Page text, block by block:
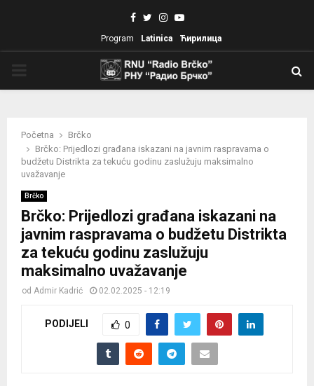
Facebook
TwitterInstagram
Youtube
Program Latinica Ћирилица
Početna
Brčko
Brčko: Prijedlozi građana iskazani na javnim raspravama o
budžetu Distrikta za tekuću godinu zaslužuju maksimalno
uvažavanje
Brčko
Brčko: Prijedlozi građana iskazani na
javnim raspravama o budžetu Distrikta
za tekuću godinu zaslužuju
maksimalno uvažavanje
od Admir Kadrić 02.02.2025 - 12:19
PODIJELI 0